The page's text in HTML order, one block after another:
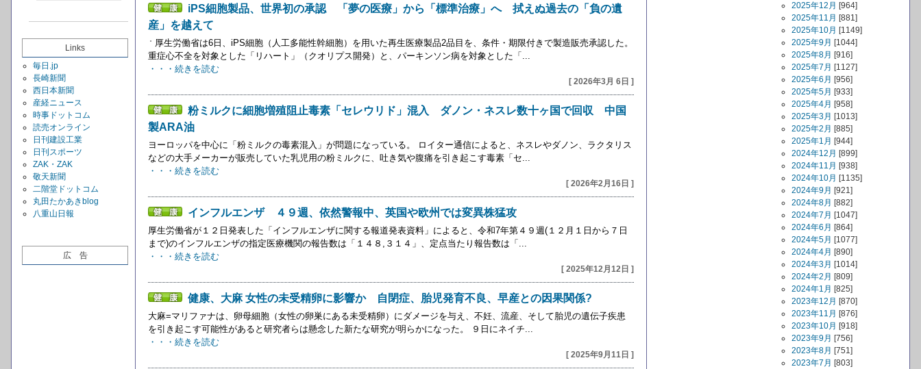
Links
毎日.jp
長崎新聞
西日本新聞
産経ニュース
時事ドットコム
読売オンライン
日刊建設工業
日刊スポーツ
ZAK・ZAK
敬天新聞
二階堂ドットコム
丸田たかあきblog
八重山日報
広 告
iPS細胞製品、世界初の承認 「夢の医療」から「標準治療」へ 拭えぬ過去の「負の遺
産」を越えて
厚生労働省は6日、iPS細胞（人工多能性幹細胞）を用いた再生医療製品2品目を、条件・期限付きで製造販売承認した。
重症心不全を対象とした「リハート」（クオリプス開発）と、パーキンソン病を対象とした「...
・・・続きを読む
[ 2026年3月 6日 ]
粉ミルクに細胞増殖阻止毒素「セレウリド」混入 ダノン・ネスレ数十ヶ国で回収 中国
製ARA油
ヨーロッパを中心に「粉ミルクの毒素混入」が問題になっている。 ロイター通信によると、ネスレやダノン、ラクタリス
などの大手メーカーが販売していた乳児用の粉ミルクに、吐き気や腹痛を引き起こす毒素「セ...
・・・続きを読む
[ 2026年2月16日 ]
インフルエンザ ４９週、依然警報中、英国や欧州では変異株猛攻
厚生労働省が１２日発表した「インフルエンザに関する報道発表資料」によると、令和7年第４９週(１２月１日から７日
まで)のインフルエンザの指定医療機関の報告数は「１４８,３１４」、定点当たり報告数は「...
・・・続きを読む
[ 2025年12月12日 ]
健康、大麻 女性の未受精卵に影響か 自閉症、胎児発育不良、早産との因果関係?
大麻=マリファナは、卵母細胞（女性の卵巣にある未受精卵）にダメージを与え、不妊、流産、そして胎児の遺伝子疾患
を引き起こす可能性があると研究者らは懸念した新たな研究が明らかになった。 ９日にネイチ...
・・・続きを読む
[ 2025年9月11日 ]
2025年12月 [964]
2025年11月 [881]
2025年10月 [1149]
2025年9月 [1044]
2025年8月 [916]
2025年7月 [1127]
2025年6月 [956]
2025年5月 [933]
2025年4月 [958]
2025年3月 [1013]
2025年2月 [885]
2025年1月 [944]
2024年12月 [899]
2024年11月 [938]
2024年10月 [1135]
2024年9月 [921]
2024年8月 [882]
2024年7月 [1047]
2024年6月 [864]
2024年5月 [1077]
2024年4月 [890]
2024年3月 [1014]
2024年2月 [809]
2024年1月 [825]
2023年12月 [870]
2023年11月 [876]
2023年10月 [918]
2023年9月 [756]
2023年8月 [751]
2023年7月 [803]